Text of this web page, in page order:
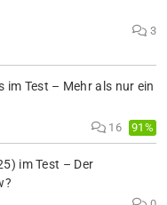
3
im Test – Mehr als nur ein
16 91%
im Test – Der